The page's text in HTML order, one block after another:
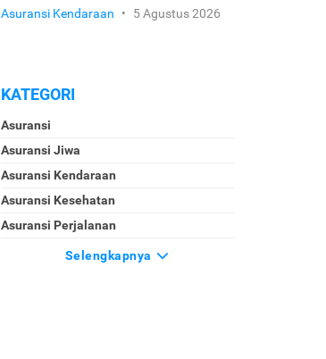
Asuransi Kendaraan • 5 Agustus 2026
KATEGORI
Asuransi
Asuransi Jiwa
Asuransi Kendaraan
Asuransi Kesehatan
Asuransi Perjalanan
Selengkapnya